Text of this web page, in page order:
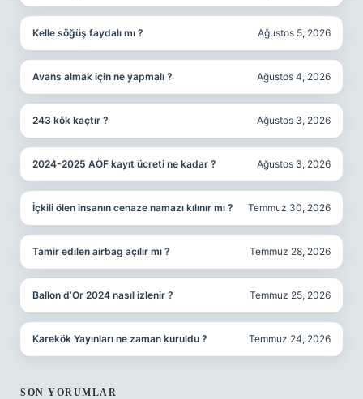
Kelle söğüş faydalı mı ? Ağustos 5, 2026
Avans almak için ne yapmalı ? Ağustos 4, 2026
243 kök kaçtır ? Ağustos 3, 2026
2024-2025 AÖF kayıt ücreti ne kadar ? Ağustos 3, 2026
İçkili ölen insanın cenaze namazı kılınır mı ? Temmuz 30, 2026
Tamir edilen airbag açılır mı ? Temmuz 28, 2026
Ballon d’Or 2024 nasıl izlenir ? Temmuz 25, 2026
Karekök Yayınları ne zaman kuruldu ? Temmuz 24, 2026
SON YORUMLAR